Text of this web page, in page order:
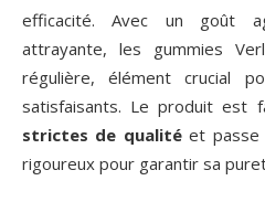
efficacité. Avec un goût
attrayante, les gummies
régulière, élément crucial
satisfaisants. Le produit est
strictes de qualitéet passe
rigoureux pour garantir sa